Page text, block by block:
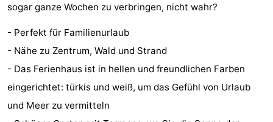
Domburg
Westhove
Hotels
Zimmer
(mit
Frühstück)
Lastminutes
Strand
sogar ganze Wochen zu verbringen, nicht wahr?
- Perfekt für Familienurlaub
- Nähe zu Zentrum, Wald und Strand
- Das Ferienhaus ist in hellen und freundlichen Farben
eingerichtet: türkis und weiß, um das Gefühl von Urlaub
und Meer zu vermitteln